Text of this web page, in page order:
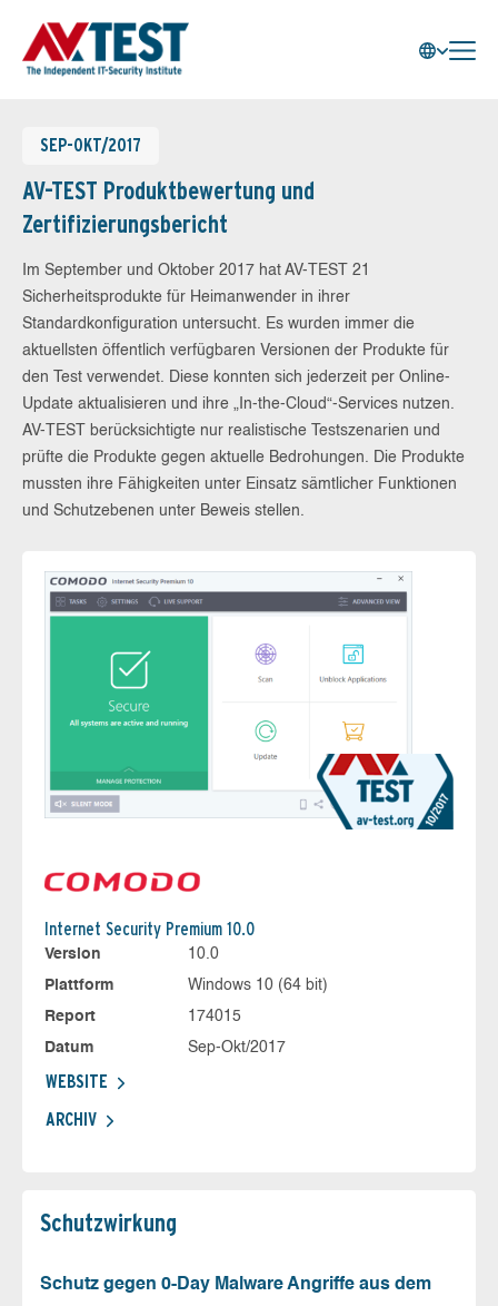
SEP-OKT/2017
AV-TEST Produktbewertung und
Zertifizierungsbericht
Im September und Oktober 2017 hat AV-TEST 21
Sicherheitsprodukte für Heimanwender in ihrer
Standardkonfiguration untersucht. Es wurden immer die
aktuellsten öffentlich verfügbaren Versionen der Produkte für
den Test verwendet. Diese konnten sich jederzeit per Online-
Update aktualisieren und ihre „In-the-Cloud“-Services nutzen.
AV-TEST berücksichtigte nur realistische Testszenarien und
prüfte die Produkte gegen aktuelle Bedrohungen. Die Produkte
mussten ihre Fähigkeiten unter Einsatz sämtlicher Funktionen
und Schutzebenen unter Beweis stellen.
Internet Security Premium 10.0
Version
10.0
Plattform
Windows 10 (64 bit)
Report
174015
Datum
Sep-Okt/2017
WEBSITE
ARCHIV
Schutz­wirkung
Schutz gegen 0-Day Malware Angriffe aus dem